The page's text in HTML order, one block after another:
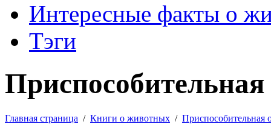
Интересные факты о
Тэги
Главная страница / Книги о животных / Приспособительная